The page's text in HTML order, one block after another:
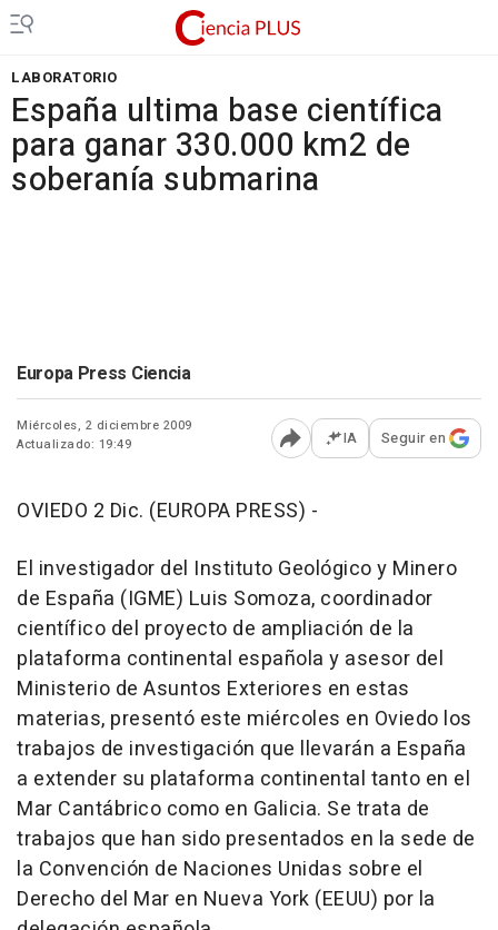
LABORATORIO
España ultima base científica
para ganar 330.000 km2 de
soberanía submarina
Europa Press Ciencia
Miércoles, 2 diciembre 2009
Actualizado: 19:49
Abrir opciones para
IA Seguir en
OVIEDO 2 Dic. (EUROPA PRESS) -
El investigador del Instituto Geológico y Minero
de España (IGME) Luis Somoza, coordinador
científico del proyecto de ampliación de la
plataforma continental española y asesor del
Ministerio de Asuntos Exteriores en estas
materias, presentó este miércoles en Oviedo los
trabajos de investigación que llevarán a España
a extender su plataforma continental tanto en el
Mar Cantábrico como en Galicia. Se trata de
trabajos que han sido presentados en la sede de
la Convención de Naciones Unidas sobre el
Derecho del Mar en Nueva York (EEUU) por la